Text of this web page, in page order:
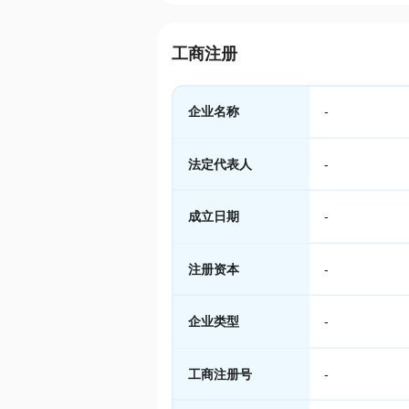
工商注册
企业名称 -
法定代表人 -
成立日期 -
注册资本 -
企业类型 -
工商注册号 -